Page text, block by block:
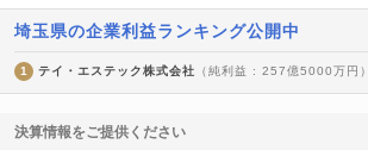
埼玉県の企業利益ランキング公開中
1 テイ・エステック株式会社 （純利益 : 257億5000万円）
決算情報をご提供ください